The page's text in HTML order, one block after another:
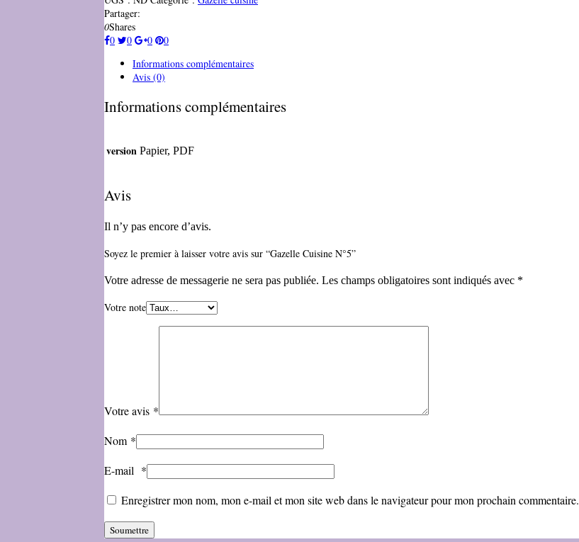
Partager:
0Shares
0
0 0
0
Informations complémentaires
Avis (0)
Informations complémentaires
version Papier, PDF
Avis
Il n’y pas encore d’avis.
Soyez le premier à laisser votre avis sur “Gazelle Cuisine N°5”
Votre adresse de messagerie ne sera pas publiée. Les champs obligatoires sont indiqués avec *
Votre note
Votre avis *
Nom *
E-mail *
Enregistrer mon nom, mon e-mail et mon site web dans le navigateur pour mon prochain commentaire.